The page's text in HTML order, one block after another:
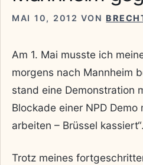
MAI 10, 2012 VON
Am 1. Mai musste ich
morgens nach Mannheim
stand eine Demonstration
Blockade einer NPD Demo
arbeiten – Brüssel kassiert“.
Trotz meines